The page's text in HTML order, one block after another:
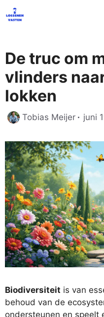
naar
De truc om
vlinders
lokken
Tobias Meijer juni
Biodiversiteit is van
behoud van de
ondersteunen en speelt